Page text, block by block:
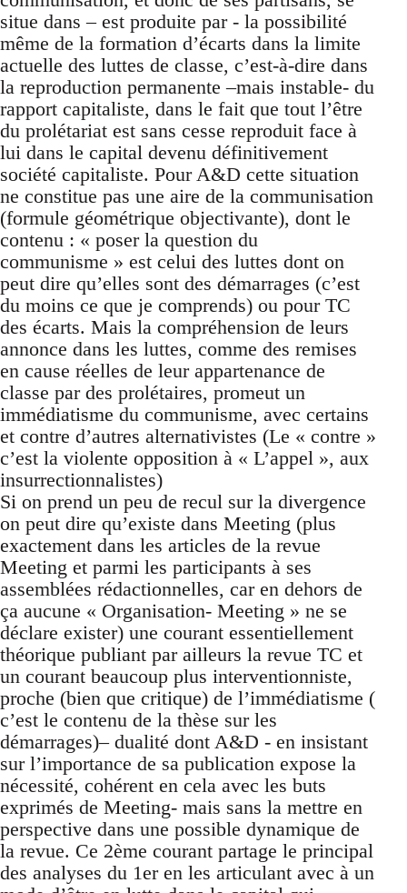
situe dans – est produite par - la possibilité
même de la formation d’écarts dans la limite
actuelle des luttes de classe, c’est-à-dire dans
la reproduction permanente –mais instable- du
rapport capitaliste, dans le fait que tout l’être
du prolétariat est sans cesse reproduit face à
lui dans le capital devenu définitivement
société capitaliste. Pour A&D cette situation
ne constitue pas une aire de la communisation
(formule géométrique objectivante), dont le
contenu : « poser la question du
communisme » est celui des luttes dont on
peut dire qu’elles sont des démarrages (c’est
du moins ce que je comprends) ou pour TC
des écarts. Mais la compréhension de leurs
annonce dans les luttes, comme des remises
en cause réelles de leur appartenance de
classe par des prolétaires, promeut un
immédiatisme du communisme, avec certains
et contre d’autres alternativistes (Le « contre »
c’est la violente opposition à « L’appel », aux
insurrectionnalistes)
Si on prend un peu de recul sur la divergence
on peut dire qu’existe dans Meeting (plus
exactement dans les articles de la revue
Meeting et parmi les participants à ses
assemblées rédactionnelles, car en dehors de
ça aucune « Organisation- Meeting » ne se
déclare exister) une courant essentiellement
théorique publiant par ailleurs la revue TC et
un courant beaucoup plus interventionniste,
proche (bien que critique) de l’immédiatisme (
c’est le contenu de la thèse sur les
démarrages)– dualité dont A&D - en insistant
sur l’importance de sa publication expose la
nécessité, cohérent en cela avec les buts
exprimés de Meeting- mais sans la mettre en
perspective dans une possible dynamique de
la revue. Ce 2ème courant partage le principal
des analyses du 1er en les articulant avec à un